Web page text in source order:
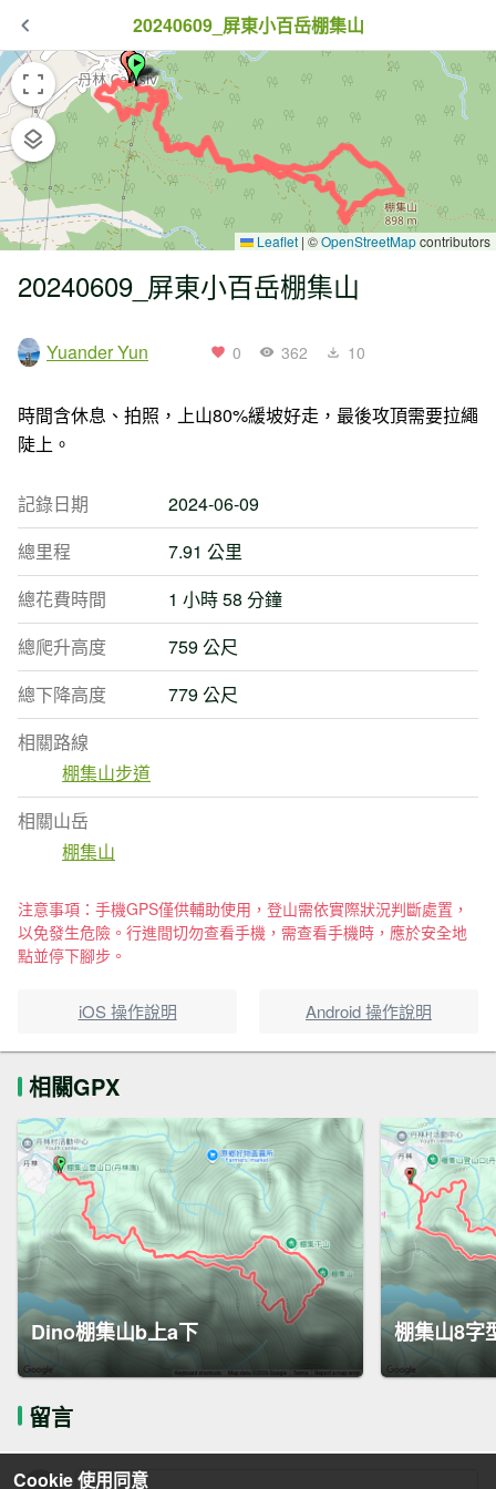
20240609_屏東小百岳棚集山
Leaflet | ©OpenStreetMapcontributors
20240609_屏東小百岳棚集山
Yuander Yun 0 362 10
時間含休息、拍照，上山80%緩坡好走，最後攻頂需要拉繩
陡上。
記錄日期
2024-06-09
總里程
7.91 公里
總花費時間
1 小時 58 分鐘
總爬升高度
759 公尺
總下降高度
779 公尺
相關路線
棚集山步道
相關山岳
棚集山
注意事項：手機GPS僅供輔助使用，登山需依實際狀況判斷處置，
以免發生危險。行進間切勿查看手機，需查看手機時，應於安全地
點並停下腳步。
iOS 操作說明 Android 操作說明
相關GPX
Dino棚集山b上a下 棚集山8字
留言
Cookie 使用同意